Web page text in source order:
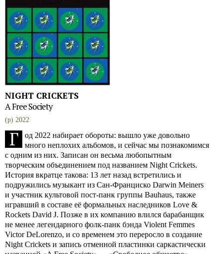
NIGHT CRICKETS
A Free Society
(p) 2022
Г
од 2022 набирает обороты: вышло уже довольно
много неплохих альбомов, и сейчас мы познакомимся
с одним из них. Записан он весьма любопытным
творческим объединением под названием Night Crickets.
История вкратце такова: 13 лет назад встретились и
подружились музыкант из Сан-Франциско Darwin Meiners
и участник культовой пост-панк группы Bauhaus, также
игравший в составе её формальных наследников Love &
Rockets David J. Позже в их компанию влился барабанщик
не менее легендарного фолк-панк бэнда Violent Femmes
Victor DeLorenzo, и со временем это переросло в создание
Night Crickets и запись отменной пластинки саркастически